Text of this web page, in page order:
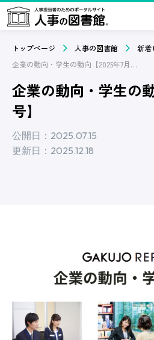
トップページ 人事の図書館
新着
企業の動向・学生の動向【2025年7月号】
企業の動向・学生の
号】
公開日：2025.07.15
更新日：2025.12.18